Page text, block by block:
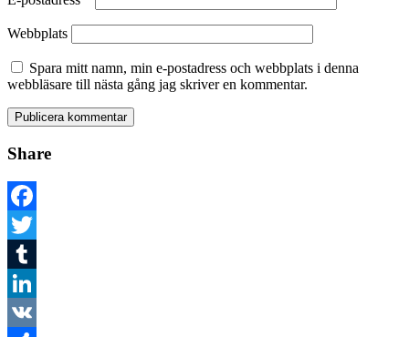
Webbplats
Spara mitt namn, min e-postadress och webbplats i denna
webbläsare till nästa gång jag skriver en kommentar.
Share
Facebook
Twitter
Tumblr
LinkedIn